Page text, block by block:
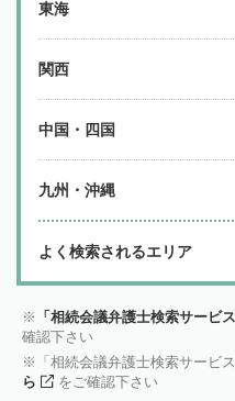
東海
関西
中国・四国
九州・沖縄
よく検索されるエリア
「相続会議弁護士検索サービ
確認下さい
「相続会議弁護士検索サービ
ら
をご確認下さい